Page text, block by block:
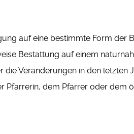
auf eine bestimmte Form
Bestattung auf einem
die Veränderungen in den
dem Pfarrer oder dem